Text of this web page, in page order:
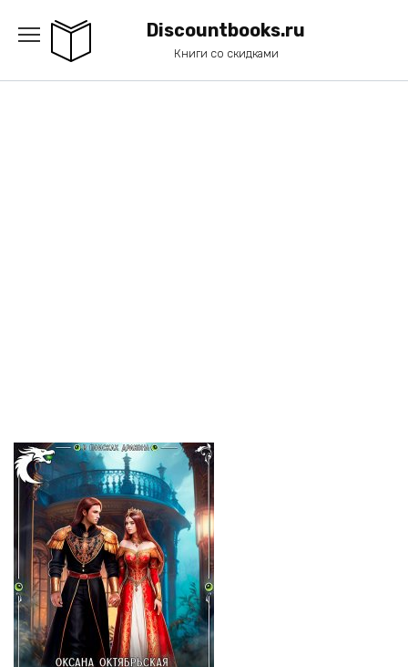
содержанию
Discountbooks.ru
Книги со скидками